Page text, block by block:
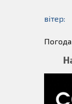
вітер:
Погода